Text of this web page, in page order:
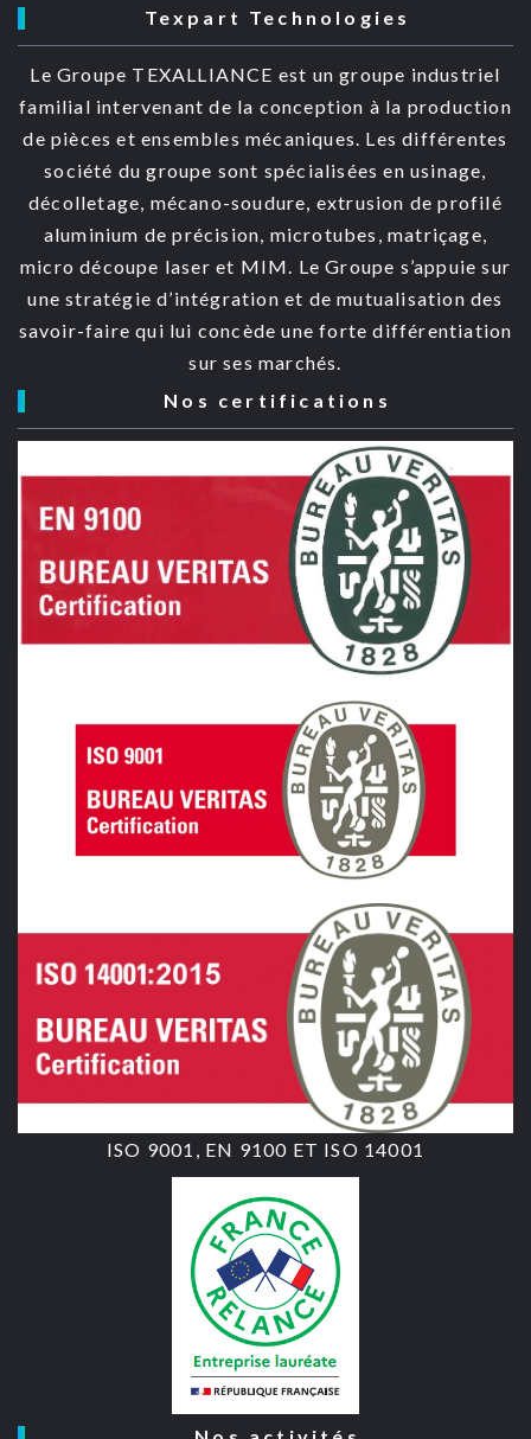
Texpart Technologies
Le Groupe TEXALLIANCE est un groupe industriel
familial intervenant de la conception à la production
de pièces et ensembles mécaniques. Les différentes
société du groupe sont spécialisées en usinage,
décolletage, mécano-soudure, extrusion de profilé
aluminium de précision, microtubes, matriçage,
micro découpe laser et MIM. Le Groupe s’appuie sur
une stratégie d’intégration et de mutualisation des
savoir-faire qui lui concède une forte différentiation
sur ses marchés.
Nos certifications
ISO 9001, EN 9100 ET ISO 14001